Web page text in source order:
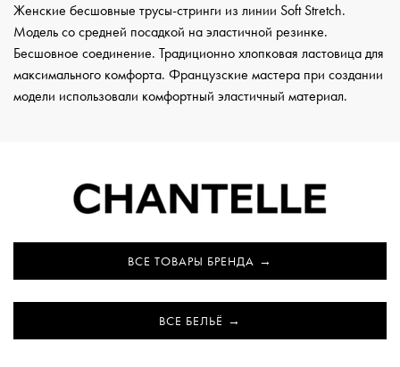
Женские бесшовные трусы-стринги из линии Soft Stretch.
Модель со средней посадкой на эластичной резинке.
Бесшовное соединение. Традиционно хлопковая ластовица для
максимального комфорта. Французские мастера при создании
модели использовали комфортный эластичный материал.
ВСЕ ТОВАРЫ БРЕНДА
ВСЕ БЕЛЬЁ